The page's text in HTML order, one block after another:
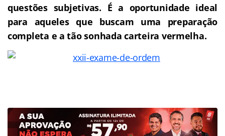
questões subjetivas. É a oportunidade ideal
para aqueles que buscam uma preparação
completa e a tão sonhada carteira vermelha.